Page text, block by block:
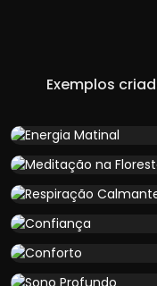
Exemplos